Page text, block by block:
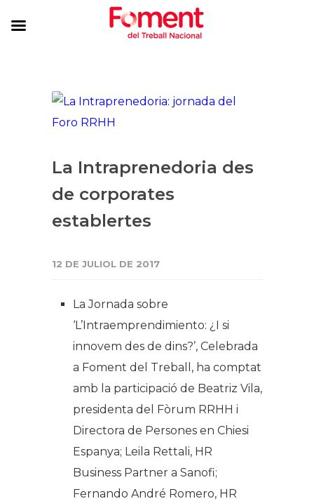
La Intraprenedoria des
de corporates
establertes
12 DE JULIOL DE 2017
La Jornada sobre
‘L’Intraemprendimiento: ¿I si
innovem des de dins?’, Celebrada
a Foment del Treball, ha comptat
amb la participació de Beatriz Vila,
presidenta del Fòrum RRHH i
Directora de Persones en Chiesi
Espanya; Leila Rettali, HR
Business Partner a Sanofi;
Fernando André Romero, HR